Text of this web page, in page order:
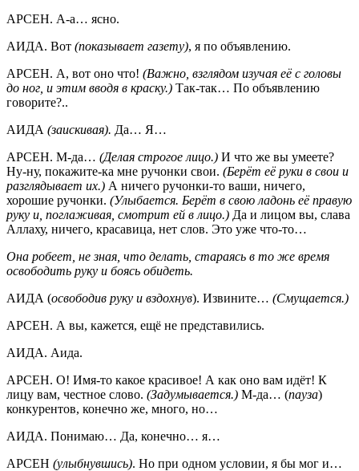
АРСЕН. А-а… ясно.
АИДА. Вот (показывает газету), я по объявлению.
АРСЕН. А, вот оно что! (Важно, взглядом изучая её с головы
до ног, и этим вводя в краску.) Так-так… По объявлению
говорите?..
АИДА (заискивая). Да… Я…
АРСЕН. М-да… (Делая строгое лицо.) И что же вы умеете?
Ну-ну, покажите-ка мне ручонки свои. (Берёт её руки в свои и
разглядывает их.) А ничего ручонки-то ваши, ничего,
хорошие ручонки. (Улыбается. Берёт в свою ладонь её правую
руку и, поглаживая, смотрит ей в лицо.) Да и лицом вы, слава
Аллаху, ничего, красавица, нет слов. Это уже что-то…
Она робеет, не зная, что делать, стараясь в то же время
освободить руку и боясь обидеть.
АИДА (освободив руку и вздохнув). Извините… (Смущается.)
АРСЕН. А вы, кажется, ещё не представились.
АИДА. Аида.
АРСЕН. О! Имя-то какое красивое! А как оно вам идёт! К
лицу вам, честное слово. (Задумывается.) М-да… (пауза)
конкурентов, конечно же, много, но…
АИДА. Понимаю… Да, конечно… я…
АРСЕН (улыбнувшись). Но при одном условии, я бы мог и…